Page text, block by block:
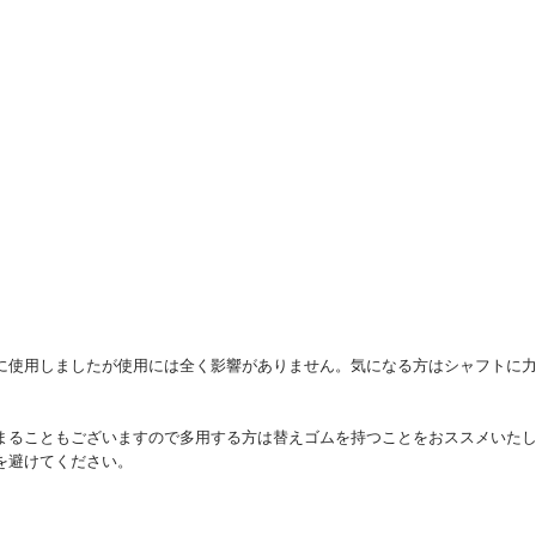
しましたが使用には全く影響がありません。気になる方はシャフトに
こともございますので多用する方は替えゴムを持つことをおススメいたし
けてください。